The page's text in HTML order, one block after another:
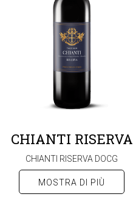
CHIANTI RISERVA
CHIANTI RISERVA DOCG
MOSTRA DI PIÙ